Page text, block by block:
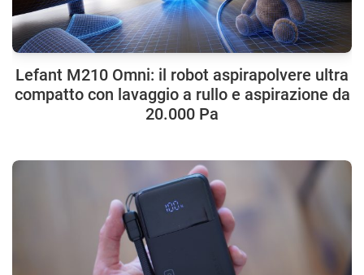
Lefant M210 Omni: il robot aspirapolvere ultra
compatto con lavaggio a rullo e aspirazione da
20.000 Pa